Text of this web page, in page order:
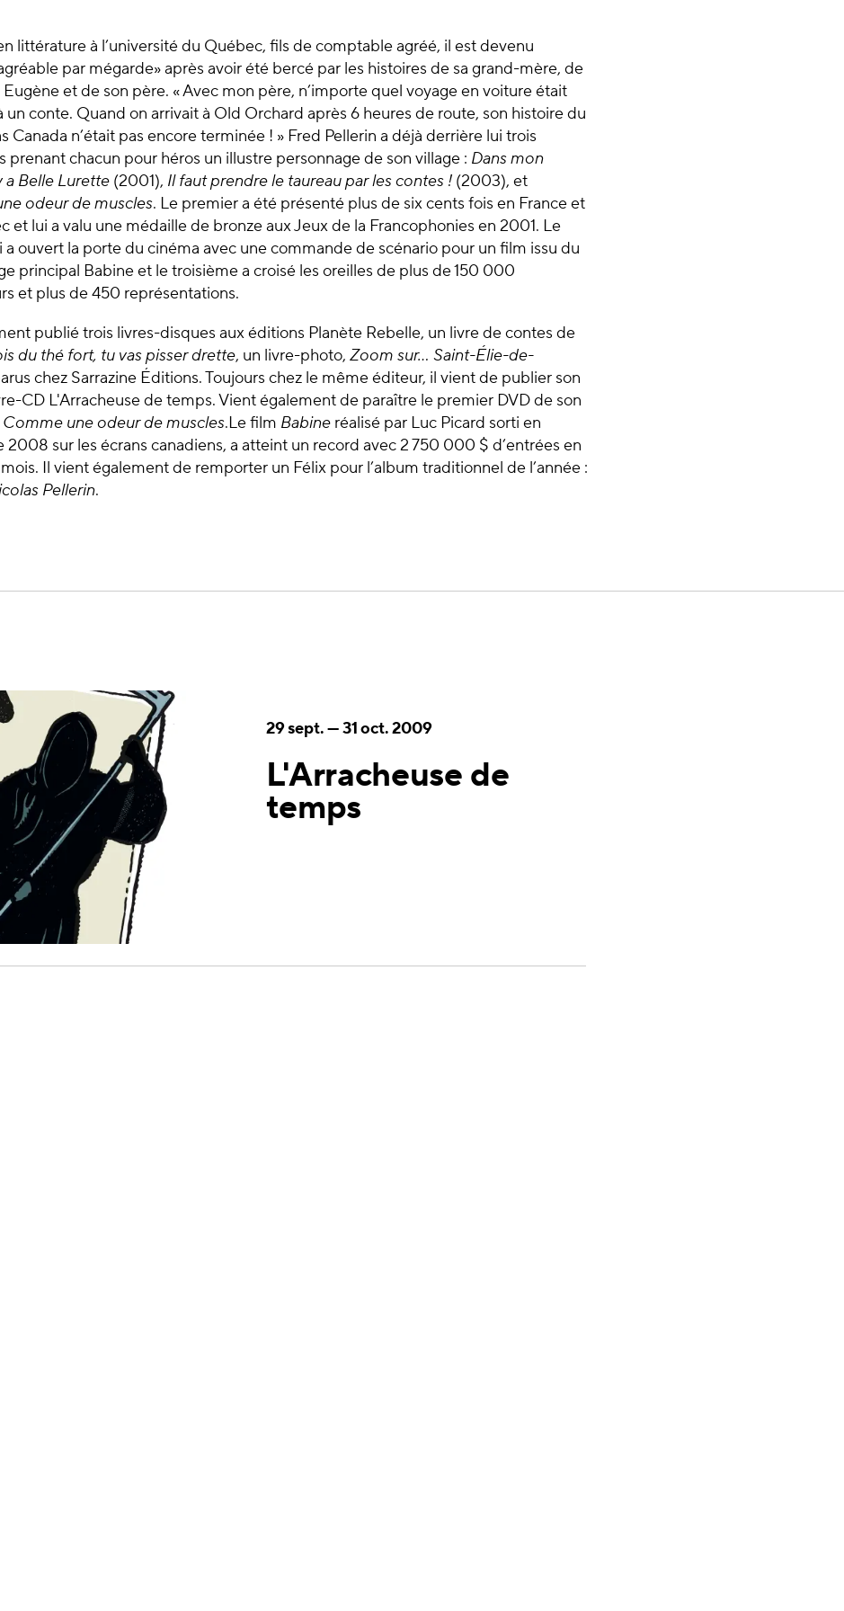
littérature à l’université du Québec, fils de comptable agréé, il est devenu
par mégarde» après avoir été bercé par les histoires de sa grand-mère, de
Eugène et de son père. « Avec mon père, n’importe quel voyage en voiture était
un conte. Quand on arrivait à Old Orchard après 6 heures de route, son histoire du
Canada n’était pas encore terminée ! » Fred Pellerin a déjà derrière lui trois
prenant chacun pour héros un illustre personnage de son village : Dans mon
a Belle Lurette(2001), Il faut prendre le taureau par les contes !(2003), et
odeur de muscles. Le premier a été présenté plus de six cents fois en France et
et lui a valu une médaille de bronze aux Jeux de la Francophonies en 2001. Le
a ouvert la porte du cinéma avec une commande de scénario pour un film issu du
principal Babine et le troisième a croisé les oreilles de plus de 150 000
et plus de 450 représentations.
publié trois livres-disques aux éditions Planète Rebelle, un livre de contes de
du thé fort, tu vas pisser drette, un livre-photo, Zoom sur… Saint-Élie-de-
chez Sarrazine Éditions. Toujours chez le même éditeur, il vient de publier son
CD L'Arracheuse de temps. Vient également de paraître le premier DVD de son
Comme une odeur de muscles.Le film Babineréalisé par Luc Picard sorti en
2008 sur les écrans canadiens, a atteint un record avec 2 750 000 $ d’entrées en
Il vient également de remporter un Félix pour l’album traditionnel de l’année :
Pellerin.
L'Arracheuse de
temps
29 sept.—31 oct. 2009